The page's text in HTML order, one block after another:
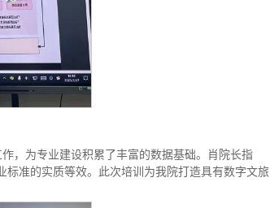
，为专业建设积累了丰富的数据基础。肖院长指
准的实质等效。此次培训为我院打造具有数字文旅